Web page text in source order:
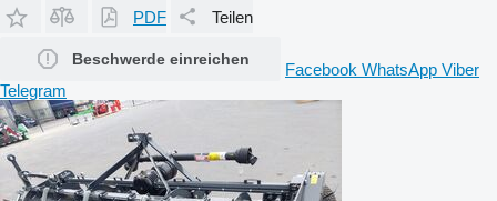
PDF Teilen
Beschwerde einreichen
Facebook WhatsApp Viber
Telegram